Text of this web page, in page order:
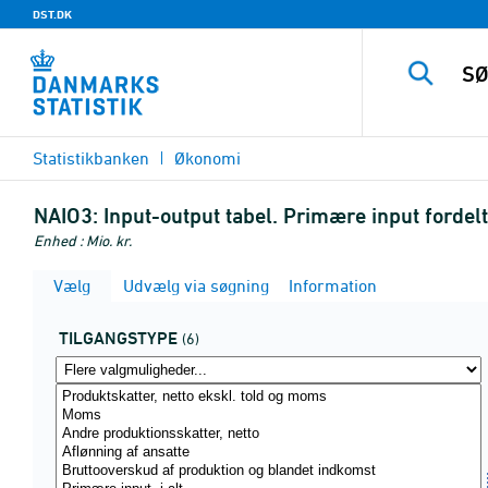
DST.DK
Statistikbanken Økonomi
NAIO3: Input-output tabel. Primære input
Enhed : Mio. kr.
Vælg Udvælg via søgning Information
TILGANGSTYPE (6)